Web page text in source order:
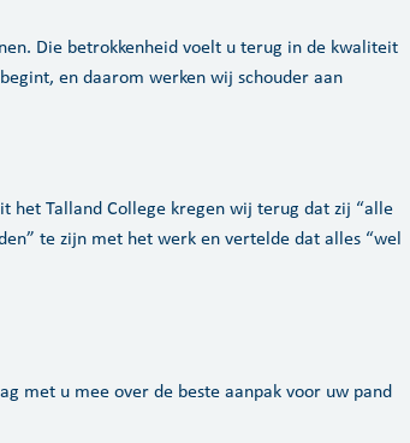
Die betrokkenheid voelt u terug in de kwaliteit
en daarom werken wij schouder aan
het Talland College kregen wij terug dat zij “alle
te zijn met het werk en vertelde dat alles “wel
met u mee over de beste aanpak voor uw pand